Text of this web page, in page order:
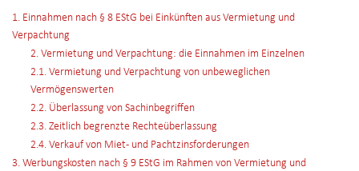
1. Einnahmen nach § 8 EStG bei Einkünften aus Vermietung und
Verpachtung
2. Vermietung und Verpachtung: die Einnahmen im Einzelnen
2.1. Vermietung und Verpachtung von unbeweglichen
Vermögenswerten
2.2. Überlassung von Sachinbegriffen
2.3. Zeitlich begrenzte Rechteüberlassung
2.4. Verkauf von Miet- und Pachtzinsforderungen
3. Werbungskosten nach § 9 EStG im Rahmen von Vermietung und